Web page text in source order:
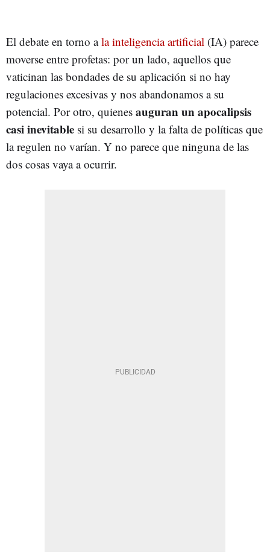
El debate en torno ala inteligencia artificial (IA) parece
moverse entre profetas: por un lado, aquellos que
vaticinan las bondades de su aplicación si no hay
regulaciones excesivas y nos abandonamos a su
potencial. Por otro, quienes auguran un apocalipsis
casi inevitable si su desarrollo y la falta de políticas que
la regulen no varían. Y no parece que ninguna de las
dos cosas vaya a ocurrir.